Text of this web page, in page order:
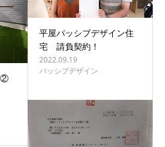
②
平屋パッシブデザイン住
宅 請負契約！
2022.09.19
パッシブデザイン